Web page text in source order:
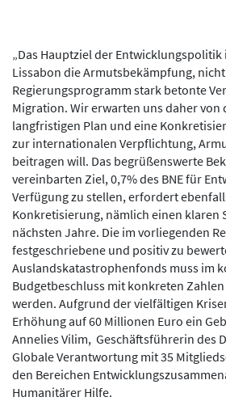
„Das Hauptziel der Entwicklungspolitik
Lissabon die Armutsbekämpfung,
Regierungsprogramm stark betonte
Migration. Wir erwarten uns daher von
langfristigen Plan und eine
zur internationalen Verpflichtung,
beitragen will. Das begrüßenswerte
vereinbarten Ziel, 0,7% des BNE für
Verfügung zu stellen, erfordert
Konkretisierung, nämlich einen klaren
nächsten Jahre. Die im vorliegenden
festgeschriebene und positiv zu
Auslandskatastrophenfonds muss im
Budgetbeschluss mit konkreten
werden. Aufgrund der vielfältigen
Erhöhung auf 60 Millionen Euro ein
Annelies Vilim, Geschäftsführerin des
Globale Verantwortung mit 35
den Bereichen
Humanitärer Hilfe.